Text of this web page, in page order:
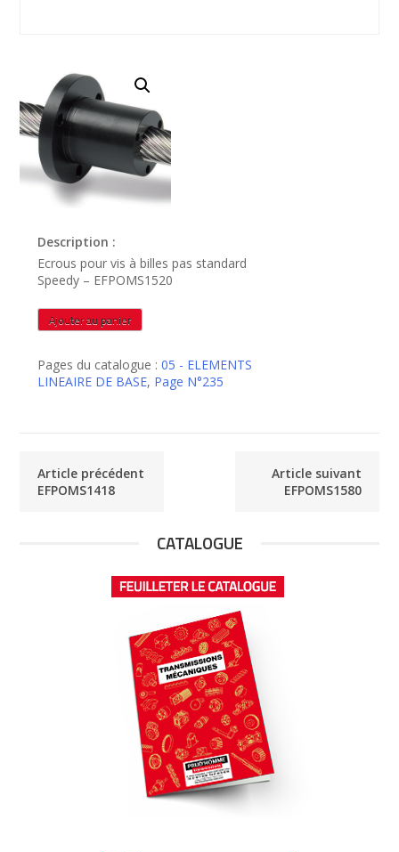
Description :
Ecrous pour vis à billes pas standard
Speedy – EFPOMS1520
quantité
de
Ajouter au panier
Pages du catalogue :05 - ELEMENTS
LINEAIRE DE BASE, Page N°235
Article précédent
EFPOMS1418
Article suivant
EFPOMS1580
CATALOGUE